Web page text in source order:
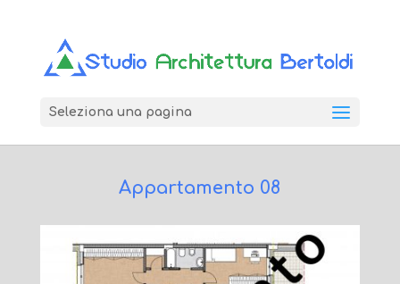
Seleziona una pagina
Appartamento 08